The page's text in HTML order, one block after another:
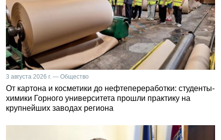
3 августа 2026 г. — Общество
От картона и косметики до нефтепереработки: студенты-
химики Горного университета прошли практику на
крупнейших заводах региона